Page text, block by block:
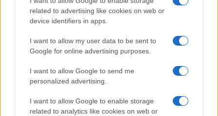
related to advertising like cookies on web or
device identifiers in apps.
I want to allow my user data to be sent to
Google for online advertising purposes.
I want to allow Google to send me
personalized advertising.
I want to allow Google to enable storage
related to analytics like cookies on web or